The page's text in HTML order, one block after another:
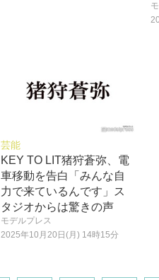
芸能
KEY TO LIT猪狩蒼弥、電
車移動を告白「みんな自
力で来ているんです」ス
タジオからは驚きの声
モデルプレス
2025年10月20日(月) 14時15分